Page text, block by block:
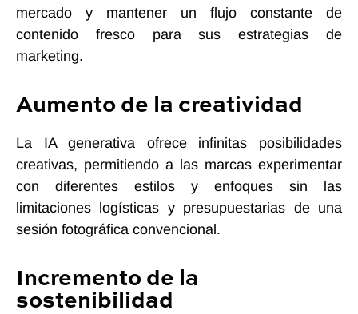
mercado y mantener un flujo constante de
contenido fresco para sus estrategias de
marketing.
Aumento de la creatividad
La IA generativa ofrece infinitas posibilidades
creativas, permitiendo a las marcas experimentar
con diferentes estilos y enfoques sin las
limitaciones logísticas y presupuestarias de una
sesión fotográfica convencional.
Incremento de la
sostenibilidad